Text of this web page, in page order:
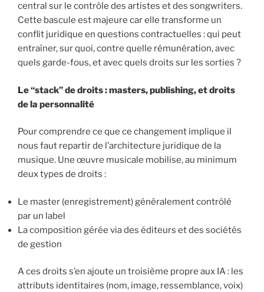
central sur le contrôle des artistes et des songwriters.
Cette bascule est majeure car elle transforme un
conflit juridique en questions contractuelles : qui peut
entraîner, sur quoi, contre quelle rémunération, avec
quels garde-fous, et avec quels droits sur les sorties ?
Le “stack” de droits : masters, publishing, et droits
de la personnalité
Pour comprendre ce que ce changement implique il
nous faut repartir de l’architecture juridique de la
musique. Une œuvre musicale mobilise, au minimum
deux types de droits :
Le master (enregistrement) généralement contrôlé
par un label
La composition gérée via des éditeurs et des sociétés
de gestion
A ces droits s’en ajoute un troisième propre aux IA : les
attributs identitaires (nom, image, ressemblance, voix)